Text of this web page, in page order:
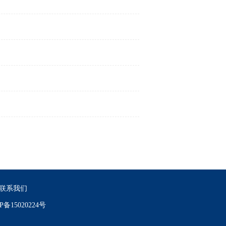
系我们
15020224号